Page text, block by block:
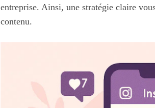
entreprise. Ainsi, une stratégie claire
contenu.